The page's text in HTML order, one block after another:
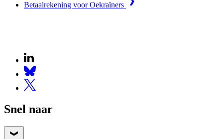
Betaalrekening voor Oekraïners
Snel naar